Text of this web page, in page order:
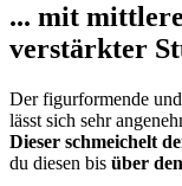
... mit
verstärkter
Der figurformende
lässt sich sehr
Dieser schmeichelt
du diesen bis über